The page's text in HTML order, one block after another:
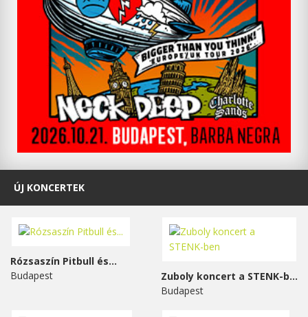
ÚJ KONCERTEK
Rózsaszín Pitbull és...
Budapest
Zuboly koncert a STENK-ben
Budapest